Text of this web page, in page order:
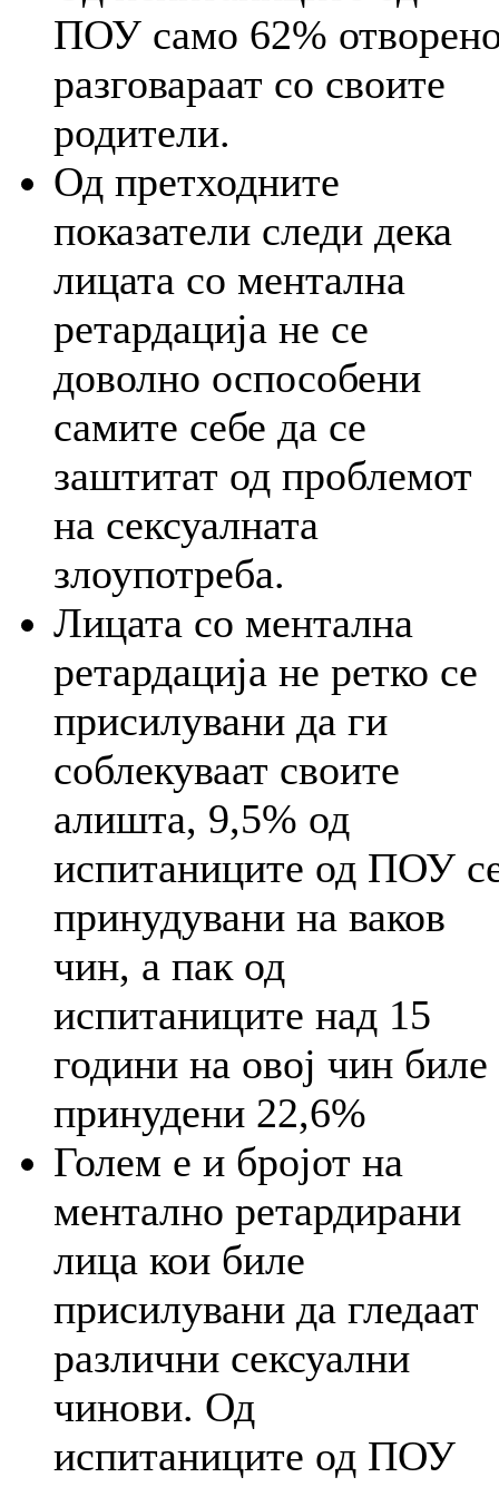
ПОУ само 62%
разговараат со своите
родители.
Од претходните
показатели следи дека
лицата со ментална
ретардација не се
доволно оспособени
самите себе да се
заштитат од проблемот
на сексуалната
злоупотреба.
Лицата со ментална
ретардација не ретко се
присилувани да ги
соблекуваат своите
алишта, 9,5% од
испитаниците од ПОУ
принудувани на ваков
чин, а пак од
испитаниците над 15
години на овој чин биле
принудени 22,6%
Голем е и бројот на
ментално ретардирани
лица кои биле
присилувани да гледаат
различни сексуални
чинови. Од
испитаниците од ПОУ